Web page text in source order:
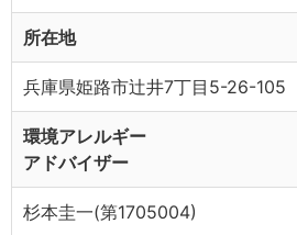
所在地
兵庫県姫路市辻井7丁目5-26-105
環境アレルギー
アドバイザー
杉本圭一(第1705004)